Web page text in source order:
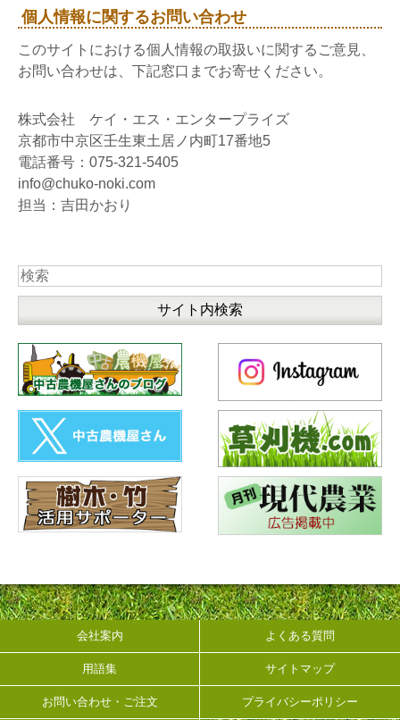
個人情報に関するお問い合わせ
このサイトにおける個人情報の取扱いに関するご意見、
お問い合わせは、下記窓口までお寄せください。
株式会社 ケイ・エス・エンタープライズ
京都市中京区壬生東土居ノ内町17番地5
電話番号：075-321-5405
info@chuko-noki.com
担当：吉田かおり
会社案内 よくある質問
用語集 サイトマップ
お問い合わせ・ご注文 プライバシーポリシー